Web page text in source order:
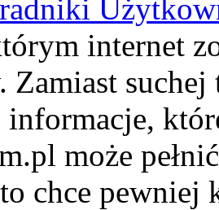
internet
Zamiast
może
chce pewniej